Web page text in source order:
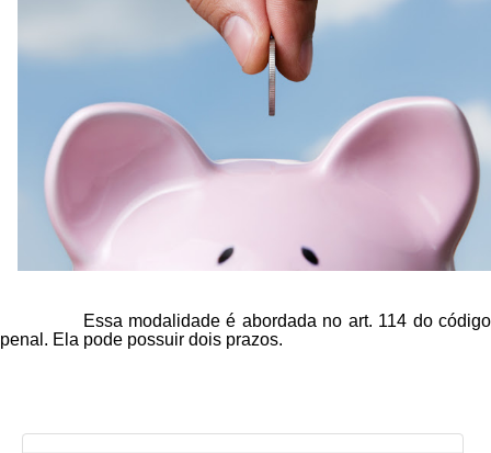
Essa modalidade é abordada no art. 114 do código
penal. Ela pode possuir dois prazos.